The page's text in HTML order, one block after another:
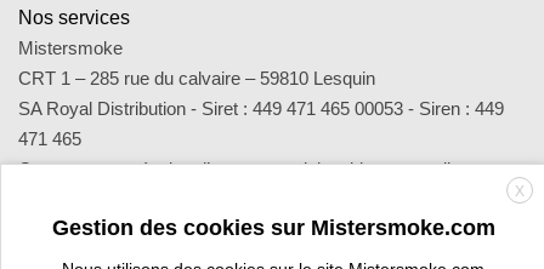
Nos services
Mistersmoke
CRT 1 – 285 rue du calvaire – 59810 Lesquin
SA Royal Distribution - Siret : 449 471 465 00053 - Siren : 449
471 465
Contact : notre équipe d’experts est joignable par email
sav@mistersmoke.com ou par téléphone au 03 20 90 56 55 du
lundi au vendredi de 9h à 17h.
X
Gestion des cookies sur Mistersmoke.com